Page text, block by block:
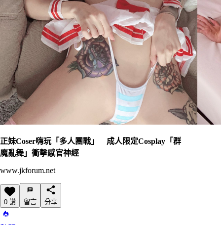
正妹Coser嗨玩「多人團戰」 成人限定Cosplay「群
魔亂舞」衝擊感官神經
www.jkforum.net
0 讚 留言 分享